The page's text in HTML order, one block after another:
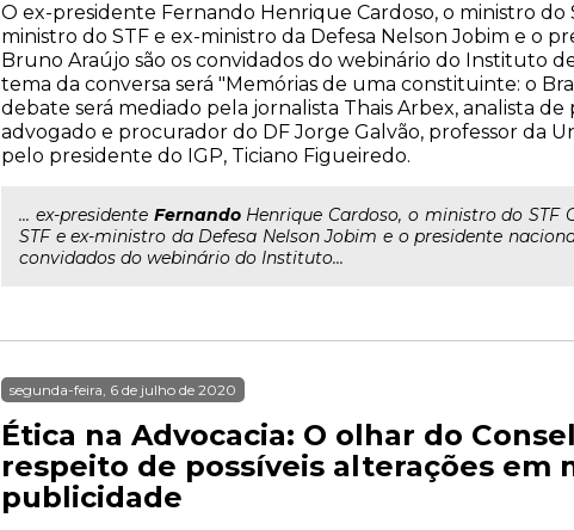
O ex-presidente Fernando Henrique Cardoso, o ministro do
ministro do STF e ex-ministro da Defesa Nelson Jobim e o
Bruno Araújo são os convidados do webinário do Instituto
tema da conversa será "Memórias de uma constituinte: o
debate será mediado pela jornalista Thais Arbex, analista de
advogado e procurador do DF Jorge Galvão, professor da
pelo presidente do IGP, Ticiano Figueiredo.
... ex-presidente FernandoHenrique Cardoso, o ministro do STF
STF e ex-ministro da Defesa Nelson Jobim e o presidente
convidados do webinário do Instituto...
segunda-feira, 6 de julho de 2020
Ética na Advocacia: O olhar do
respeito de possíveis alterações em
publicidade